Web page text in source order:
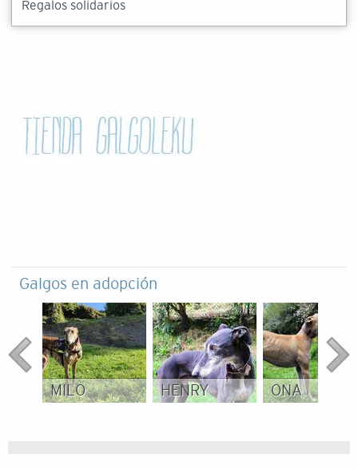
Regalos solidarios
Galgos en adopción
MILO HENRY ONA